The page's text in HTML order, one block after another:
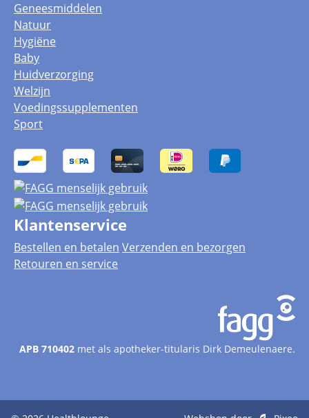
Geneesmiddelen
Natuur
Hygiëne
Baby
Huidverzorging
Welzijn
Voedingssupplementen
Sport
Klantenservice
Bestellen en betalen Verzenden en bezorgen
Retouren en service
APB 710402 met als apotheker-titularis Dirk Demeulenaere.